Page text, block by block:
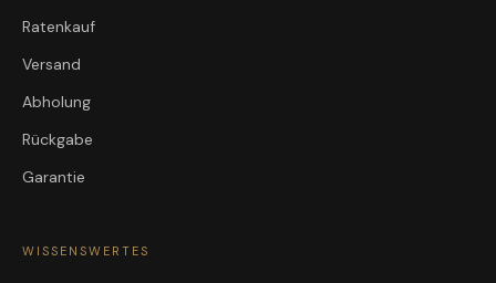
Ratenkauf
Versand
Abholung
Rückgabe
Garantie
WISSENSWERTES